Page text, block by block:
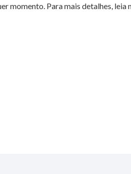
momento. Para mais detalhes, leia